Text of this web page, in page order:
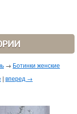
→ Ботинки женские
| вперед →